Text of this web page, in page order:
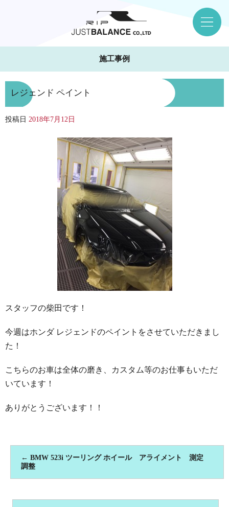
施工事例
レジェンド ペイント
投稿日 2018年7月12日
スタッフの柴田です！
今週はホンダ レジェンドのペイントをさせていただきまし
た！
こちらのお車は全体の磨き、カスタム等のお仕事もいただ
いています！
ありがとうございます！！
← BMW 523i ツーリング ホイール アライメント 測定
調整